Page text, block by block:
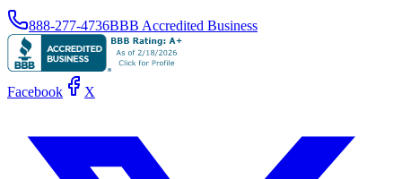
888-277-4736BBB Accredited Business
Facebook X